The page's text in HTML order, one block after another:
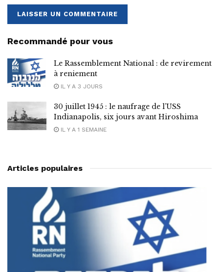
Recommandé pour vous
Le Rassemblement National : de revirement
à reniement
IL Y A 3 JOURS
30 juillet 1945 : le naufrage de l’USS
Indianapolis, six jours avant Hiroshima
IL Y A 1 SEMAINE
Articles populaires